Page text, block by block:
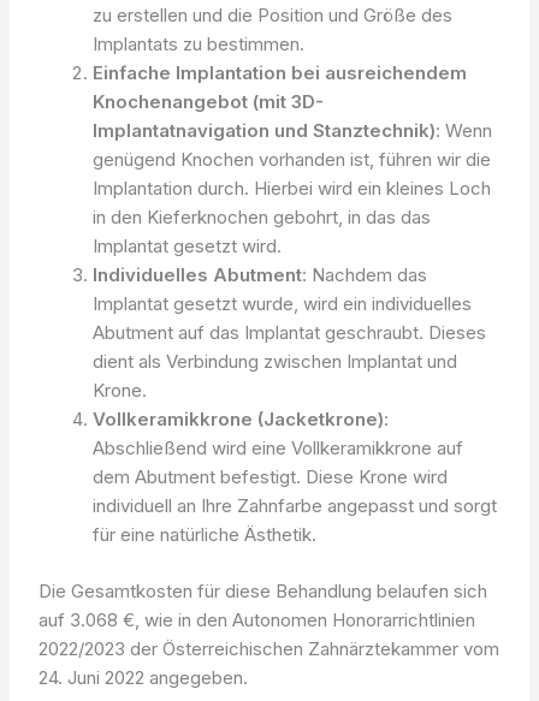
zu erstellen und die Position und Größe des
Implantats zu bestimmen.
Einfache Implantation bei ausreichendem
Knochenangebot (mit 3D-
Implantatnavigation und Stanztechnik): Wenn
genügend Knochen vorhanden ist, führen wir die
Implantation durch. Hierbei wird ein kleines Loch
in den Kieferknochen gebohrt, in das das
Implantat gesetzt wird.
Individuelles Abutment: Nachdem das
Implantat gesetzt wurde, wird ein individuelles
Abutment auf das Implantat geschraubt. Dieses
dient als Verbindung zwischen Implantat und
Krone.
Vollkeramikkrone (Jacketkrone):
Abschließend wird eine Vollkeramikkrone auf
dem Abutment befestigt. Diese Krone wird
individuell an Ihre Zahnfarbe angepasst und sorgt
für eine natürliche Ästhetik.
Die Gesamtkosten für diese Behandlung belaufen sich
auf 3.068 €, wie in den Autonomen Honorarrichtlinien
2022/2023 der Österreichischen Zahnärztekammer vom
24. Juni 2022 angegeben.